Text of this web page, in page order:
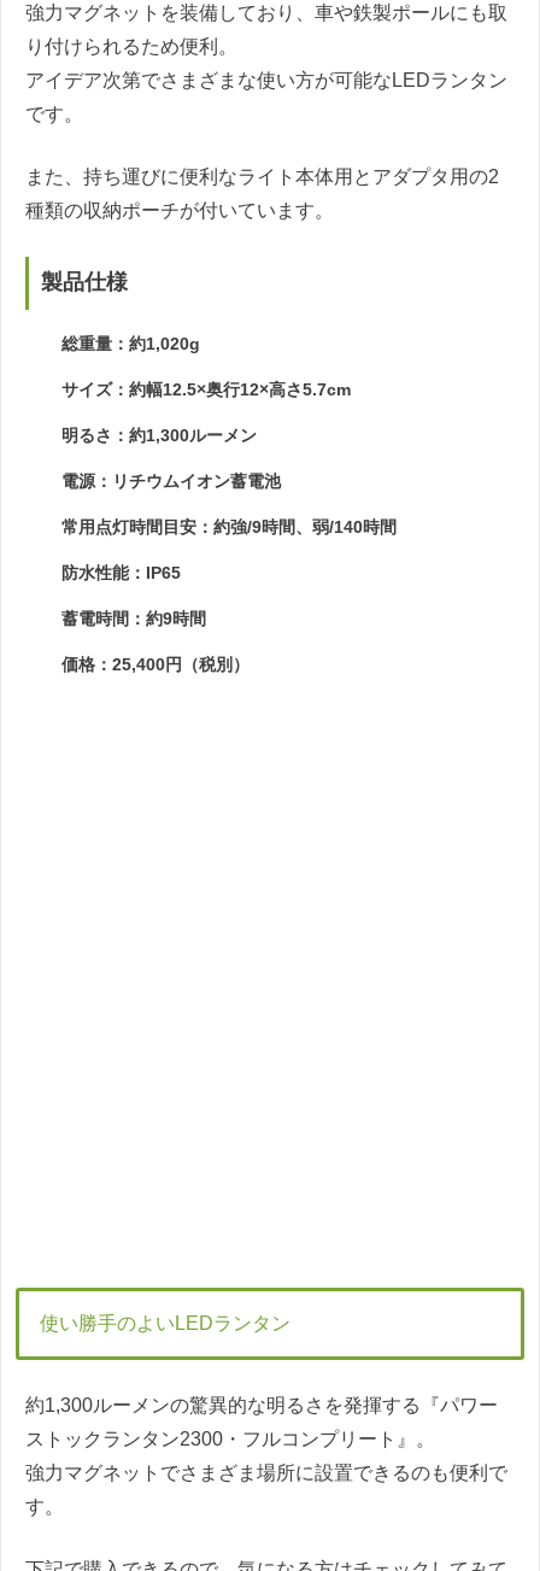
強力マグネットを装備しており、車や鉄製ポールにも取
り付けられるため便利。
アイデア次第でさまざまな使い方が可能なLEDランタン
です。
また、持ち運びに便利なライト本体用とアダプタ用の2
種類の収納ポーチが付いています。
製品仕様
総重量：約1,020g
サイズ：約幅12.5×奥行12×高さ5.7cm
明るさ：約1,300ルーメン
電源：リチウムイオン蓄電池
常用点灯時間目安：約強/9時間、弱/140時間
防水性能：IP65
蓄電時間：約9時間
価格：25,400円（税別）
使い勝手のよいLEDランタン
約1,300ルーメンの驚異的な明るさを発揮する『パワー
ストックランタン2300・フルコンプリート』。
強力マグネットでさまざま場所に設置できるのも便利で
す。